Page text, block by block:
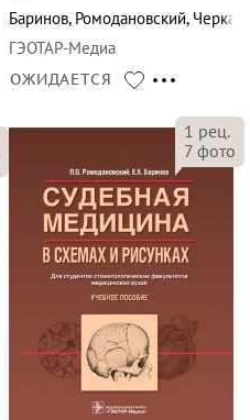
Баринов, Ромодановский,
ГЭОТАР-Медиа
ОЖИДАЕТСЯ
1 рец.
7 фото